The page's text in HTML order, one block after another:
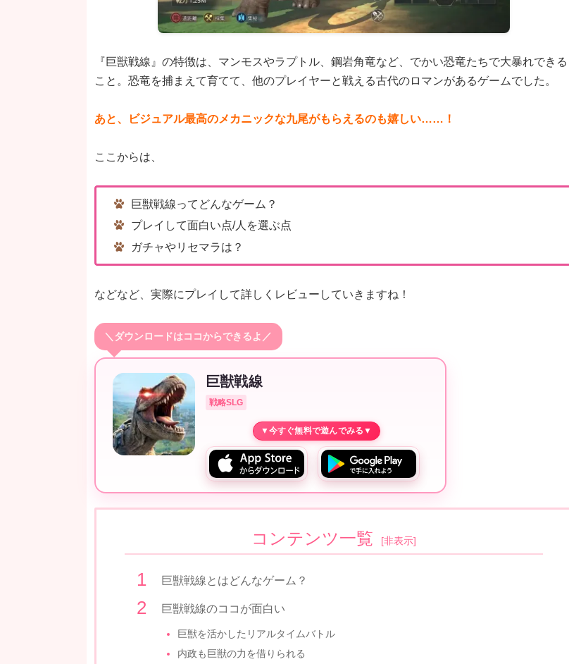
『巨獣戦線』の特徴は、マンモスやラプトル、鋼岩角竜など、でかい恐竜たちで大暴れできる
こと。恐竜を捕まえて育てて、他のプレイヤーと戦える古代のロマンがあるゲームでした。
あと、ビジュアル最高のメカニックな九尾がもらえるのも嬉しい……！
ここからは、
巨獣戦線ってどんなゲーム？
プレイして面白い点/人を選ぶ点
ガチャやリセマラは？
などなど、実際にプレイして詳しくレビューしていきますね！
＼ダウンロードはココからできるよ／
巨獣戦線
戦略SLG
コンテンツ一覧 [非表示]
巨獣戦線とはどんなゲーム？
巨獣戦線のココが面白い
巨獣を活かしたリアルタイムバトル
内政も巨獣の力を借りられる